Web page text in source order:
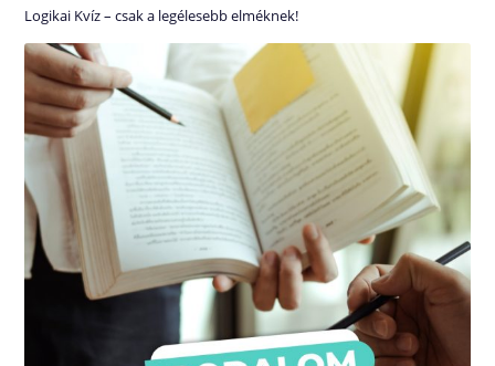
Logikai Kvíz – csak a legélesebb elméknek!